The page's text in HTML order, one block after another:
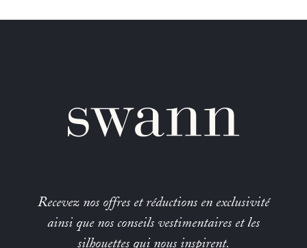
Recevez nos offres et réductions en exclusivité
ainsi que nos conseils vestimentaires et les
silhouettes qui nous inspirent.